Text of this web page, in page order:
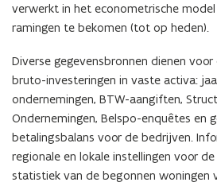
verwerkt in het econometrische model
ramingen te bekomen (tot op heden).
Diverse gegevensbronnen dienen
bruto-investeringen in vaste activa:
ondernemingen, BTW-aangiften,
Ondernemingen, Belspo-enquêtes en
betalingsbalans voor de bedrijven.
regionale en lokale instellingen voor
statistiek van de begonnen woningen